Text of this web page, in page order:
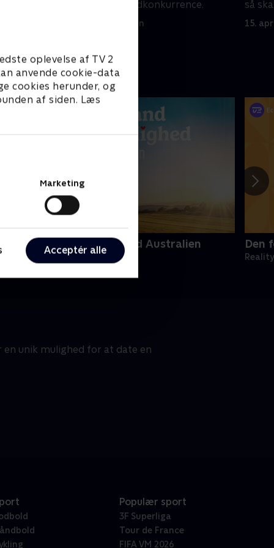
oplevelse af TV 2
anvende cookie-data
cookies herunder, og
af siden. Læs
Marketing
Acceptér alle
kontroversiel madkonkurrence.
8. april 2020 • 28 min
så
tur
15.
Landmand søger kærlighed Australien
• 3 sæsoner
Den
unik mulighed for at date en
Populær sport
3F Superliga
Tour de France
FIFA VM 2026